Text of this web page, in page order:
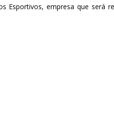
Esportivos, empresa que será